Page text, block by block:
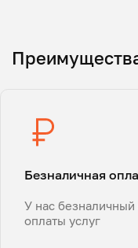
Безналичная
У нас безналичный
оплаты услуг